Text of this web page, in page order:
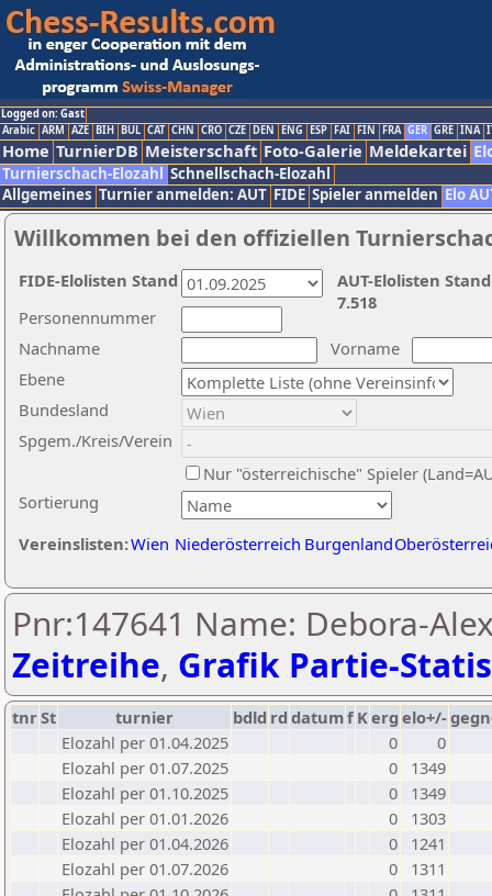
Logged on: Gast
Arabic ARM AZE BIH BUL CAT CHN CRO CZE DEN ENG ESP FAI FIN FRA GER GRE INA
Home TurnierDB Meisterschaft Foto-Galerie Meldekartei
Turnierschach-Elozahl Schnellschach-Elozahl
Allgemeines Turnier anmelden: AUT FIDE Spieler anmelden Elo
Willkommen bei den offiziellen
Nachname
Vorname
Ebene
Sortierung
Personennummer
Bundesland
Spgem./Kreis/Verein
Nur "österreichische" Spieler
Vereinslisten:Wien Niederösterreich Burgenland
AUT-Elolisten
7.518
FIDE-Elolisten Stand
Pnr:147641 Name: Debora-
Zeitreihe, Grafik Partie-
tnrSt turnier bdld rd datumf Kerg elo+/-
Elozahl per 01.04.2025
0
0
Elozahl per 01.07.2025
0
1349
Elozahl per 01.10.2025
0
1349
Elozahl per 01.01.2026
0
1303
Elozahl per 01.04.2026
0
1241
Elozahl per 01.07.2026
0
1311